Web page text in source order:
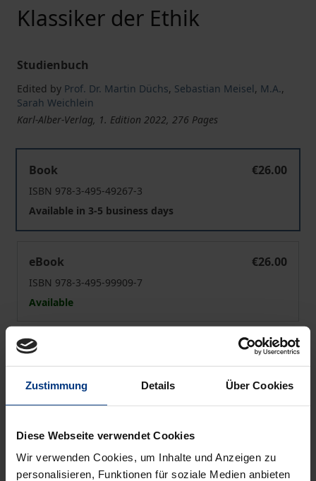
Zustimmung Details Über Cookies
Diese Webseite verwendet Cookies
Wir verwenden Cookies, um Inhalte und Anzeigen zu
personalisieren, Funktionen für soziale Medien anbieten
Klassiker der Ethik
Studienbuch
Edited by Prof. Dr. Martin Düchs, Sebastian Meisel, M.A.,
Sarah Weichlein
Karl-Alber-Verlag, 1. Edition 2022, 276 Pages
Book
€26.00
ISBN 978-3-495-49267-3
Available in 3-5 business days
eBook
€26.00
ISBN 978-3-495-99909-7
Available
Prices include VAT. Depending on the delivery address, VAT
may vary at checkout.
Add to Cart
Add to Wish List